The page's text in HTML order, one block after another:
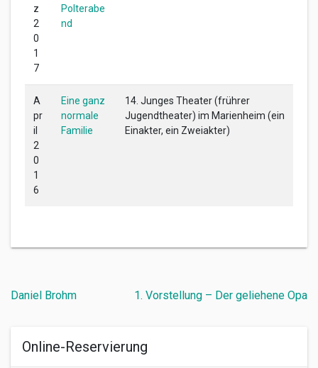
z
2
0
1
7
Polterabe
nd
A
pr
il
2
0
1
6
Eine ganz
normale
Familie
14. Junges Theater (frührer
Jugendtheater) im Marienheim (ein
Einakter, ein Zweiakter)
Beitragsnavigation
Daniel Brohm 1. Vorstellung – Der geliehene Opa
Online-Reservierung